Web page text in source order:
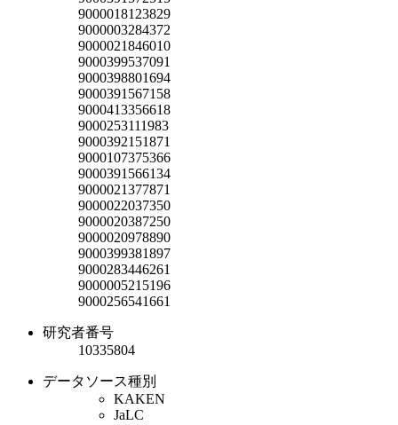
9000018123829
9000003284372
9000021846010
9000399537091
9000398801694
9000391567158
9000413356618
9000253111983
9000392151871
9000107375366
9000391566134
9000021377871
9000022037350
9000020387250
9000020978890
9000399381897
9000283446261
9000005215196
9000256541661
研究者番号
10335804
データソース種別
KAKEN
JaLC